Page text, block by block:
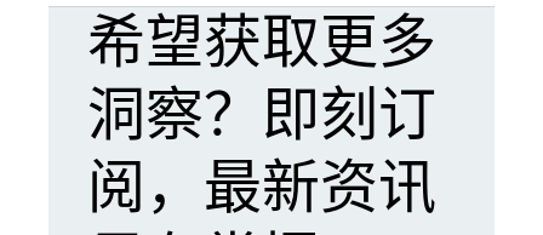
希望获取更多
洞察？即刻订
阅，最新资讯